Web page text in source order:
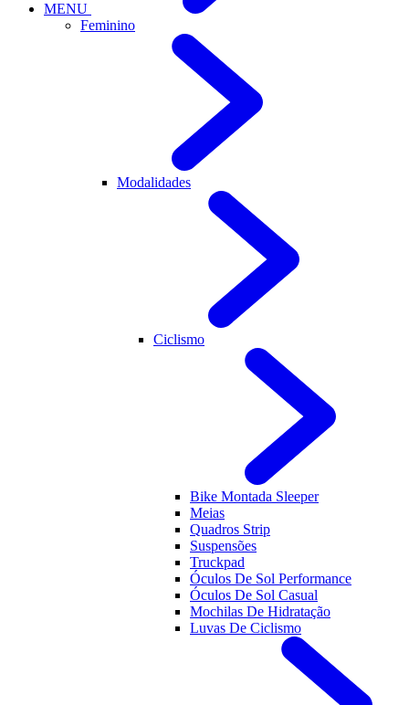
MENU
Feminino
Modalidades
Ciclismo
Bike Montada Sleeper
Meias
Quadros Strip
Suspensões
Truckpad
Óculos De Sol Performance
Óculos De Sol Casual
Mochilas De Hidratação
Luvas De Ciclismo